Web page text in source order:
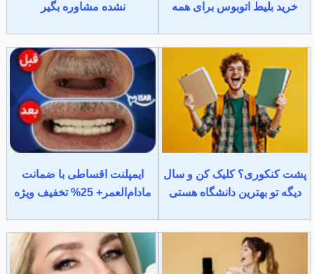
خرید بلیط اتوبوس برای همه
نشده مشاوره بگیر
پشت کنکوری؟ کلیک کن و سال
دیگه تو بهترین دانشگاه هستی
ایمپلنت اقساطی با ضمانت
مادام‌العمر+ 25% تخفیف ویژه